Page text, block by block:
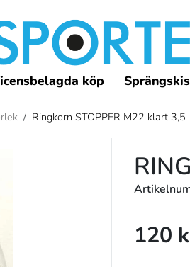
köp
/ Ringkorn STOPPER M22 klart 3,5
120